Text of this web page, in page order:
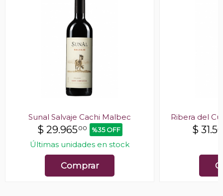
Sunal Salvaje Cachi Malbec
$ 29.96500 %35 OFF
Últimas unidades en stock
Comprar
Ribera del
$